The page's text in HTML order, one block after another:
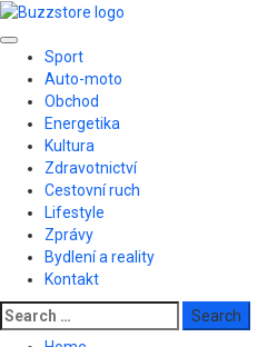
Skip
content
Primary
Menu
Sport
Auto-moto
Obchod
Energetika
Kultura
Zdravotnictví
Cestovní ruch
Lifestyle
Zprávy
Bydlení a reality
Kontakt
Search
for: